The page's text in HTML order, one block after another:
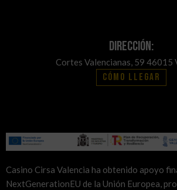
Dirección:
Cortes Valencianas, 59 46015
Cómo llegar
Casino Cirsa Valencia ha obtenido apoyo
NextGenerationEU de la Unión Europea,